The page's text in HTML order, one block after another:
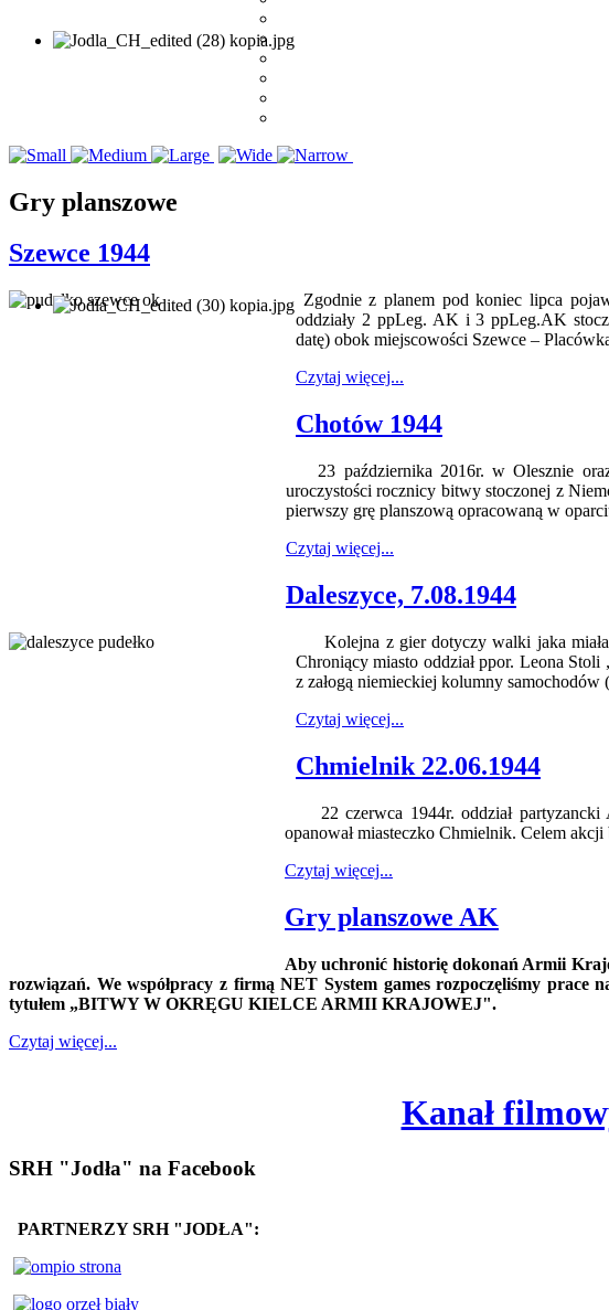
Gry planszowe
Szewce 1944
Zgodnie z planem pod koniec lipca
oddziały 2 ppLeg. AK i 3 ppLeg.AK
datę) obok miejscowości Szewce –
Czytaj więcej...
Chotów 1944
23 października 2016r. w Olesznie
uroczystości rocznicy bitwy stoczonej z
pierwszy grę planszową opracowaną w
Czytaj więcej...
Daleszyce, 7.08.1944
Kolejna z gier dotyczy walki jaka miała
Chroniący miasto oddział ppor. Leona
z załogą niemieckiej kolumny samochodów
Czytaj więcej...
Chmielnik 22.06.1944
22 czerwca 1944r. oddział partyzancki
opanował miasteczko Chmielnik. Celem akcji
Czytaj więcej...
Gry planszowe AK
Aby uchronić historię dokonań Armii
rozwiązań. We współpracy z firmą NET System games rozpoczęliśmy
tytułem „BITWY W OKRĘGU KIELCE ARMII KRAJOWEJ".
Czytaj więcej...
Kanał
SRH "Jodła" na Facebook
PARTNERZY SRH "JODŁA":